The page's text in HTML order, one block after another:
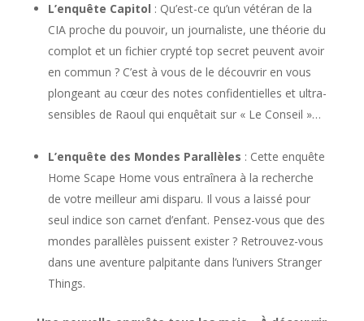
L’enquête Capitol : Qu’est-ce qu’un vétéran de la
CIA proche du pouvoir, un journaliste, une théorie du
complot et un fichier crypté top secret peuvent avoir
en commun ? C’est à vous de le découvrir en vous
plongeant au cœur des notes confidentielles et ultra-
sensibles de Raoul qui enquêtait sur « Le Conseil »…
L’enquête des Mondes Parallèles : Cette enquête
Home Scape Home vous entraînera à la recherche
de votre meilleur ami disparu. Il vous a laissé pour
seul indice son carnet d’enfant. Pensez-vous que des
mondes parallèles puissent exister ? Retrouvez-vous
dans une aventure palpitante dans l’univers Stranger
Things.